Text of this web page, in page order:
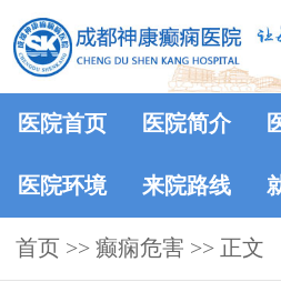
医院首页 医院简介
医院环境 来院路线
首页 >> 癫痫危害 >> 正文